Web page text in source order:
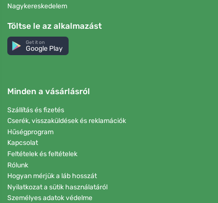
Nagykereskedelem
Töltse le az alkalmazást
Get it on
Google Play
Minden a vásárlásról
Szállítás és fizetés
Cserék, visszaküldések és reklamációk
Hűségprogram
Kapcsolat
Feltételek és feltételek
Rólunk
Hogyan mérjük a láb hosszát
Nyilatkozat a sütik használatáról
Személyes adatok védelme